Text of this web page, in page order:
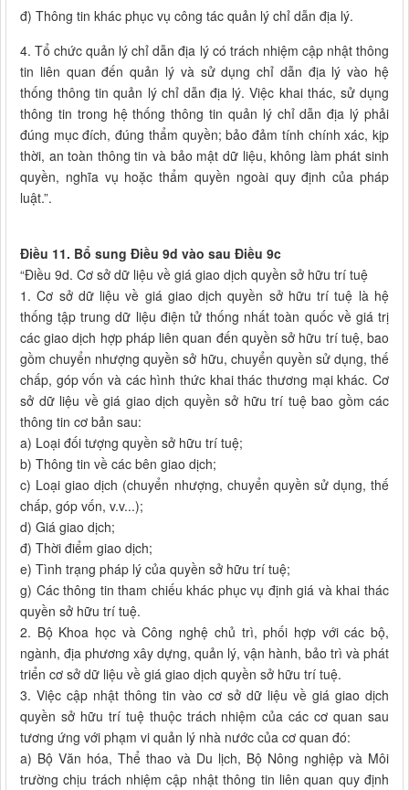
đ) Thông tin khác phục vụ công tác quản lý chỉ dẫn địa lý.
4. Tổ chức quản lý chỉ dẫn địa lý có trách nhiệm cập nhật thông
tin liên quan đến quản lý và sử dụng chỉ dẫn địa lý vào hệ
thống thông tin quản lý chỉ dẫn địa lý. Việc khai thác, sử dụng
thông tin trong hệ thống thông tin quản lý chỉ dẫn địa lý phải
đúng mục đích, đúng thẩm quyền; bảo đảm tính chính xác, kịp
thời, an toàn thông tin và bảo mật dữ liệu, không làm phát sinh
quyền, nghĩa vụ hoặc thẩm quyền ngoài quy định của pháp
luật.”.
Điều 11. Bổ sung Điều 9d vào sau Điều 9c
“Điều 9d. Cơ sở dữ liệu về giá giao dịch quyền sở hữu trí tuệ
1. Cơ sở dữ liệu về giá giao dịch quyền sở hữu trí tuệ là hệ
thống tập trung dữ liệu điện tử thống nhất toàn quốc về giá trị
các giao dịch hợp pháp liên quan đến quyền sở hữu trí tuệ, bao
gồm chuyển nhượng quyền sở hữu, chuyển quyền sử dụng, thế
chấp, góp vốn và các hình thức khai thác thương mại khác. Cơ
sở dữ liệu về giá giao dịch quyền sở hữu trí tuệ bao gồm các
thông tin cơ bản sau:
a) Loại đối tượng quyền sở hữu trí tuệ;
b) Thông tin về các bên giao dịch;
c) Loại giao dịch (chuyển nhượng, chuyển quyền sử dụng, thế
chấp, góp vốn, v.v...);
d) Giá giao dịch;
đ) Thời điểm giao dịch;
e) Tình trạng pháp lý của quyền sở hữu trí tuệ;
g) Các thông tin tham chiếu khác phục vụ định giá và khai thác
quyền sở hữu trí tuệ.
2. Bộ Khoa học và Công nghệ chủ trì, phối hợp với các bộ,
ngành, địa phương xây dựng, quản lý, vận hành, bảo trì và phát
triển cơ sở dữ liệu về giá giao dịch quyền sở hữu trí tuệ.
3. Việc cập nhật thông tin vào cơ sở dữ liệu về giá giao dịch
quyền sở hữu trí tuệ thuộc trách nhiệm của các cơ quan sau
tương ứng với phạm vi quản lý nhà nước của cơ quan đó:
a) Bộ Văn hóa, Thể thao và Du lịch, Bộ Nông nghiệp và Môi
trường chịu trách nhiệm cập nhật thông tin liên quan quy định